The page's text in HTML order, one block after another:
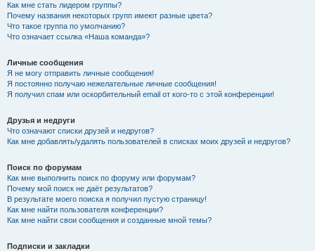
Как мне стать лидером группы?
Почему названия некоторых групп имеют разные цвета?
Что такое группа по умолчанию?
Что означает ссылка «Наша команда»?
Личные сообщения
Я не могу отправить личные сообщения!
Я постоянно получаю нежелательные личные сообщения!
Я получил спам или оскорбительный email от кого-то с этой конференции!
Друзья и недруги
Что означают списки друзей и недругов?
Как мне добавлять/удалять пользователей в списках моих друзей и недругов?
Поиск по форумам
Как мне выполнить поиск по форуму или форумам?
Почему мой поиск не даёт результатов?
В результате моего поиска я получил пустую страницу!
Как мне найти пользователя конференции?
Как мне найти свои сообщения и созданные мной темы?
Подписки и закладки